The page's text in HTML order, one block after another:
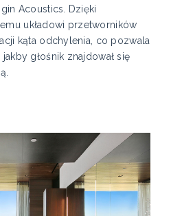
Acoustics. Dzięki
układowi przetworników
kąta odchylenia, co pozwala
głośnik znajdował się